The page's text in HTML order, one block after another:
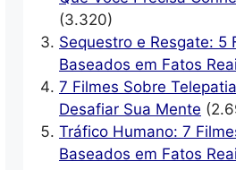
(3.320)
Sequestro e Resgate: 5
Baseados em Fatos
7 Filmes Sobre
Desafiar Sua Mente
Tráfico Humano: 7
Baseados em Fatos